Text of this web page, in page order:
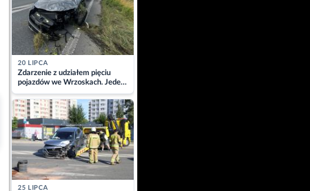
20 LIPCA
Zdarzenie z udziałem pięciu
pojazdów we Wrzoskach. Jeden
z kierowców zabrany w
kajdankach
25 LIPCA